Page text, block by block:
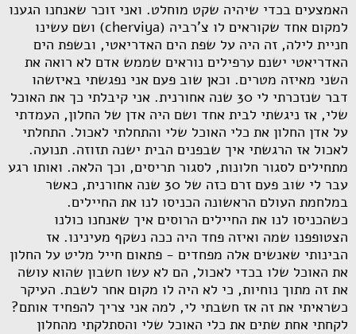
האמצעים בכדי שיהיה שקט מוחלט. ואני זוכר שאנחנו הגענו
למקום אחד שקוראים לו צ'רביה (cherviya) ושם עשינו
חניית לילה, זה היה על שפת הים האדריאטי, ובשפת הים
האדריאטי ישנם ערפילים נוראים שממש אדם לא רואה את
השני מאיזה מטרים. וכאן שוב פעם אני נפגשתי באיזשהו
דבר שנזכרתי לי 30 שנה אחורנית. אני קיבלתי כך את האוכל
שלי, אז ניגשתי לבית אחד ושם היה אדן של החלון, העמדתי
על אדן החלון את כלי האוכל שלי והתחלתי לאכול. התחלתי
לאכול אז הרגשתי איך שבפנים הבית ישנה תזוזה. תנועה.
מתחילים לסגור חלונות, לסגור תריסים, וכך הלאה. ואותו רגע
עבר לי שוב פעם זרם כזה של 30 שנה אחורנית, כאשר
במלחמת העולם הראשונה הכניסו לנו את החיילים.
כשהכניסו לנו את החיילים הרוסים איך שאנחנו כולנו
הצטופפנו שמה ואיזה פחד היה ככה נשקף מעינינו. אז
הבינותי שאנשים אלה מפחדים - פתאום חייל מליט על החלון
את האוכל שלו בכדי לאכול, הם לא עשו חשבון שהוא עושה
את זה מתוך נוחיות, כי לא היה לו מקום אחר לשבת. העיקר
כשראיתי את זה אז חשבתי לי, למה אני צריך להפחיד אותם?
לקחתי אחת שתים את כלי האוכל שלי והסתלקתי מהחלון